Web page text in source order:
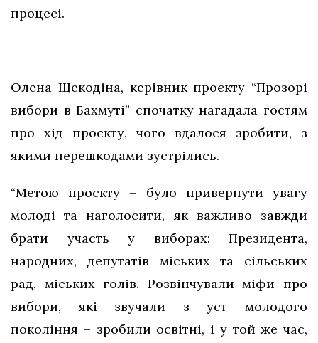
процесі.
Олена Щекодіна, керівник проєкту “Прозорі
вибори в Бахмуті” спочатку нагадала гостям
про хід проєкту, чого вдалося зробити, з
якими перешкодами зустрілись.
“Метою проєкту – було привернути увагу
молоді та наголосити, як важливо завжди
брати участь у виборах: Президента,
народних, депутатів міських та сільських
рад, міських голів. Розвінчували міфи про
вибори, які звучали з уст молодого
покоління – зробили освітні, і у той же час,